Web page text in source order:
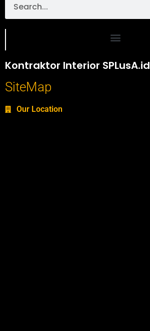
Kontraktor Interior SPLusA.id
SiteMap
Our Location